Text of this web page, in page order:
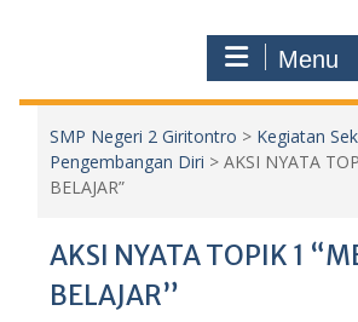
Menu
SMP Negeri 2 Giritontro > Kegiatan
Pengembangan Diri > AKSI NYATA
BELAJAR”
AKSI NYATA TOPIK 1
BELAJAR”